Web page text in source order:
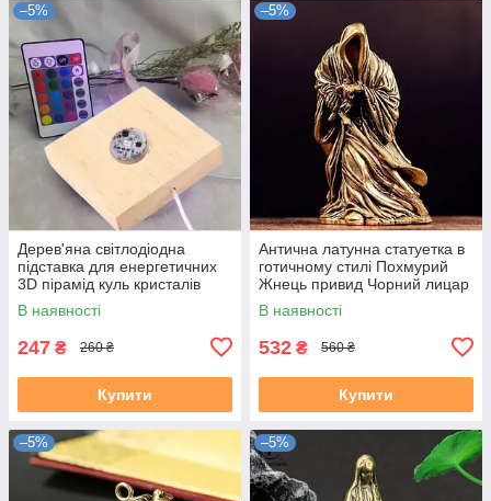
–5%
Дерев'яна світлодіодна
підставка для енергетичних
3D пірамід куль кристалів
Рейкі Чакра Медитація
В наявності
247 ₴ 260 ₴
Купити
–5%
Антична латунна статуетка в
готичному стилі Похмурий
Жнець привид Чорний лицар
Назгул
В наявності
532 ₴ 560 ₴
Купити
–5% –5%